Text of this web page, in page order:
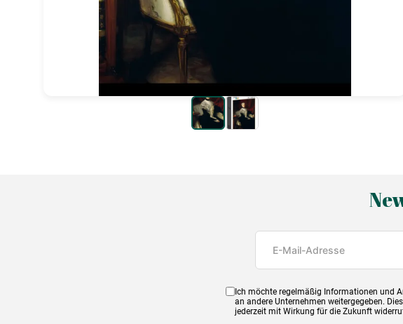
Ich möchte regelmäßig Informationen und
an andere Unternehmen weitergegeben.
jederzeit mit Wirkung für die Zukunft